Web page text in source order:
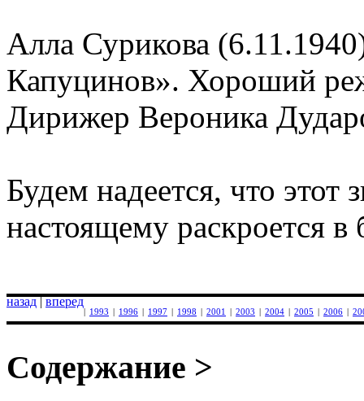
Алла Сурикова
Капуцинов». Хороший
Дирижер Вероника
Будем надеется, что этот
настоящему раскроется
назад|вперед
1993 1996 1997 1998 2001 2003 2004 2005 2006
Содержание >